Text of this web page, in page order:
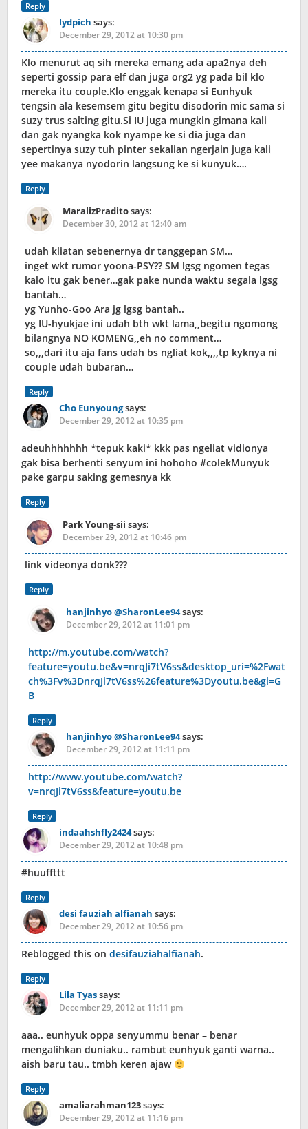
Reply
lydpich says:
December 29, 2012 at 10:30 pm
Klo menurut aq sih mereka emang ada apa2nya deh
seperti gossip para elf dan juga org2 yg pada bil klo
mereka itu couple.Klo enggak kenapa si Eunhyuk
tengsin ala kesemsem gitu begitu disodorin mic sama si
suzy trus salting gitu.Si IU juga mungkin gimana kali
dan gak nyangka kok nyampe ke si dia juga dan
sepertinya suzy tuh pinter sekalian ngerjain juga kali
yee makanya nyodorin langsung ke si kunyuk….
Reply
MaralizPraditosays:
December 30, 2012 at 12:40 am
udah kliatan sebenernya dr tanggepan SM…
inget wkt rumor yoona-PSY?? SM lgsg ngomen tegas
kalo itu gak bener…gak pake nunda waktu segala lgsg
bantah…
yg Yunho-Goo Ara jg lgsg bantah..
yg IU-hyukjae ini udah bth wkt lama,,begitu ngomong
bilangnya NO KOMENG,,eh no comment…
so,,,dari itu aja fans udah bs ngliat kok,,,,tp kyknya ni
couple udah bubaran…
Reply
Cho Eunyoungsays:
December 29, 2012 at 10:35 pm
adeuhhhhhhh *tepuk kaki* kkk pas ngeliat vidionya
gak bisa berhenti senyum ini hohoho #colekMunyuk
pake garpu saking gemesnya kk
Reply
Park Young-sii says:
December 29, 2012 at 10:46 pm
link videonya donk???
Reply
hanjinhyo @SharonLee94says:
December 29, 2012 at 11:01 pm
http://m.youtube.com/watch?
feature=youtu.be&v=nrqJi7tV6ss&desktop_uri=%2Fwat
ch%3Fv%3DnrqJi7tV6ss%26feature%3Dyoutu.be&gl=G
B
Reply
hanjinhyo @SharonLee94says:
December 29, 2012 at 11:11 pm
http://www.youtube.com/watch?
v=nrqJi7tV6ss&feature=youtu.be
Reply
indaahshfly2424says:
December 29, 2012 at 10:48 pm
#huuffttt
Reply
desi fauziah alfianah says:
December 29, 2012 at 10:56 pm
Reblogged this on desifauziahalfianah.
Reply
Lila Tyassays:
December 29, 2012 at 11:11 pm
aaa.. eunhyuk oppa senyummu benar – benar
mengalihkan duniaku.. rambut eunhyuk ganti warna..
aish baru tau.. tmbh keren ajaw
Reply
amaliarahman123says:
December 29, 2012 at 11:16 pm